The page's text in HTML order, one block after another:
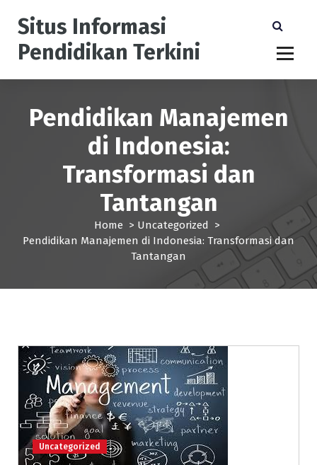
Situs Informasi
Pendidikan Terkini
Pendidikan Manajemen
di Indonesia:
Transformasi dan
Tantangan
Home > Uncategorized >
Pendidikan Manajemen di Indonesia: Transformasi dan
Tantangan
Uncategorized